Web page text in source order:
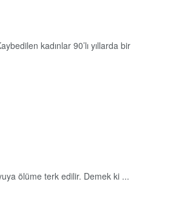
kadınlar 90’lı yıllarda bir
ölüme terk edilir. Demek ki ...